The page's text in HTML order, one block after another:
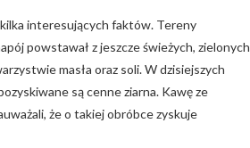
interesujących faktów. Tereny
powstawał z jeszcze świeżych, zielonych
masła oraz soli. W dzisiejszych
są cenne ziarna. Kawę ze
że o takiej obróbce zyskuje